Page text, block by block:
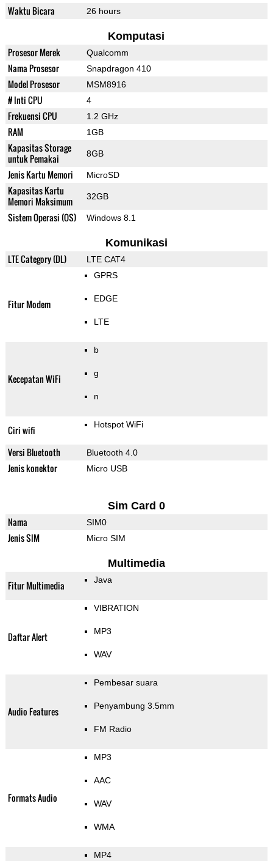
Waktu Bicara
26 hours
Komputasi
Prosesor Merek Qualcomm
Nama Prosesor Snapdragon 410
Model Prosesor MSM8916
# Inti CPU 4
Frekuensi CPU 1.2 GHz
RAM 1GB
Kapasitas Storage
untuk Pemakai
8GB
Jenis Kartu Memori MicroSD
Kapasitas Kartu
Memori Maksimum
32GB
Sistem Operasi (OS) Windows 8.1
Komunikasi
LTE Category (DL) LTE CAT4
Fitur Modem
GPRS
EDGE
LTE
Kecepatan WiFi
b
g
n
Ciri wifi Hotspot WiFi
Versi Bluetooth Bluetooth 4.0
Jenis konektor Micro USB
Sim Card 0
Nama SIM0
Jenis SIM Micro SIM
Multimedia
Fitur Multimedia Java
Daftar Alert
VIBRATION
MP3
WAV
Audio Features
Pembesar suara
Penyambung 3.5mm
FM Radio
Formats Audio
MP3
AAC
WAV
WMA
MP4